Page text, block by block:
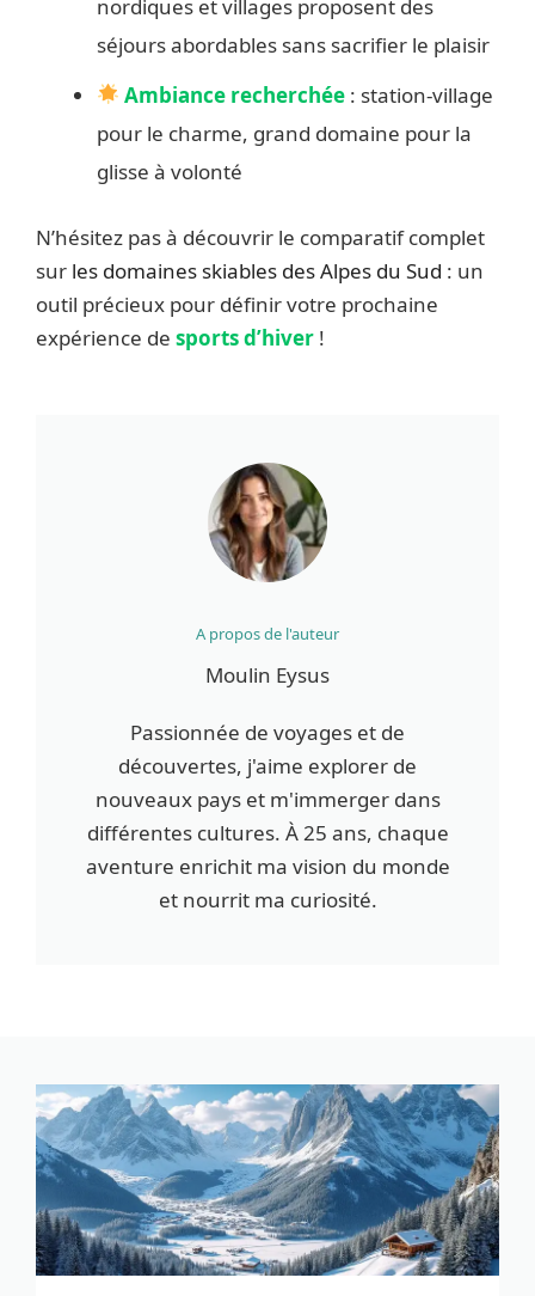
nordiques et villages proposent des
séjours abordables sans sacrifier le plaisir
Ambiance recherchée : station-village
pour le charme, grand domaine pour la
glisse à volonté
N’hésitez pas à découvrir le comparatif complet
sur les domaines skiables des Alpes du Sud : un
outil précieux pour définir votre prochaine
expérience de sports d’hiver !
A propos de l'auteur
Moulin Eysus
Passionnée de voyages et de
découvertes, j'aime explorer de
nouveaux pays et m'immerger dans
différentes cultures. À 25 ans, chaque
aventure enrichit ma vision du monde
et nourrit ma curiosité.